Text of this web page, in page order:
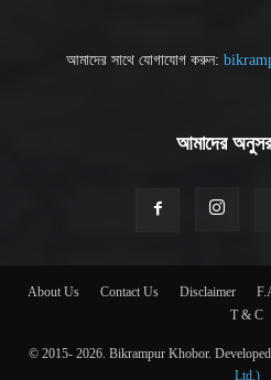
আমাদের সাথে যোগাযোগ করুন:
আমাদের
About Us Contact Us Disclaimer
T & C
© 2015- 2026. Bikrampur Khobor.
Ltd.)